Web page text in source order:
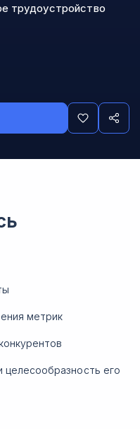
трудоустройство
метрик
целесообразность его